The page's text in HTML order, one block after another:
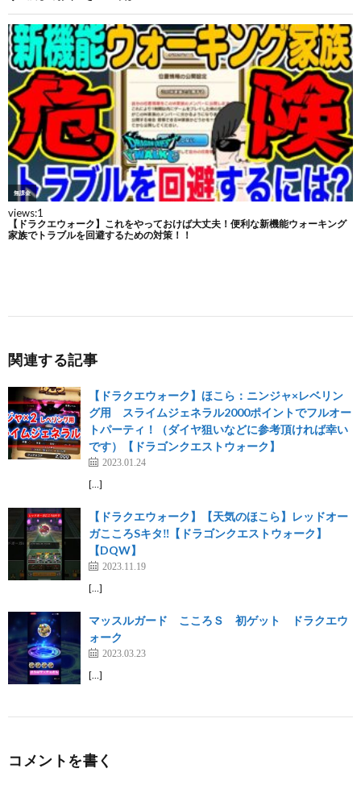
関連する記事
【ドラクエウォーク】ほこら：ニンジャ×レベリン
グ用 スライムジェネラル2000ポイントでフルオー
トパーティ！（ダイヤ狙いなどに参考頂ければ幸い
です）【ドラゴンクエストウォーク】
2023.01.24
[…]
【ドラクエウォーク】【天気のほこら】レッドオー
ガこころSキタ‼️【ドラゴンクエストウォーク】
【DQW】
2023.11.19
[…]
マッスルガード こころＳ 初ゲット ドラクエウ
ォーク
2023.03.23
[…]
コメントを書く